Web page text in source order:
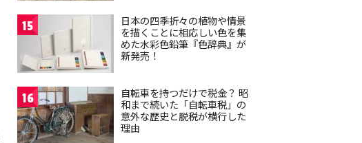
15
日本の四季折々の植物や情景
を描くことに相応しい色を集
めた水彩色鉛筆『色辞典』が
新発売！
16
自転車を持つだけで税金？ 昭
和まで続いた「自転車税」の
意外な歴史と脱税が横行した
理由